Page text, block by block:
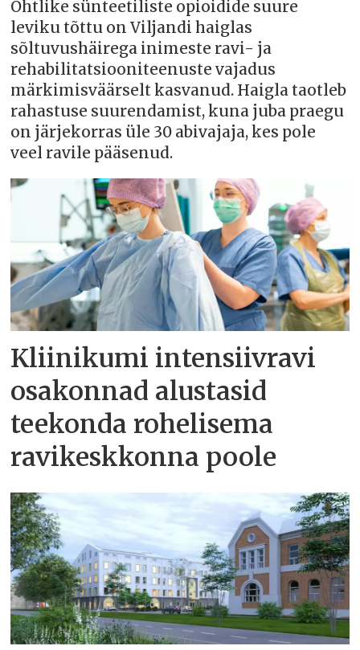
Ohtlike sünteetiliste opioidide suure
leviku tõttu on Viljandi haiglas
sõltuvushäirega inimeste ravi- ja
rehabilitatsiooniteenuste vajadus
märkimisväärselt kasvanud. Haigla taotleb
rahastuse suurendamist, kuna juba praegu
on järjekorras üle 30 abivajaja, kes pole
veel ravile pääsenud.
Kliinikumi intensiivravi
osakonnad alustasid
teekonda rohelisema
ravikeskkonna poole